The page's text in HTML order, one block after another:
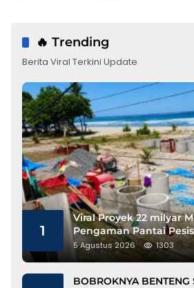
🔥 Trending
Berita Viral Terkini Update
1
Viral Proyek 22 milyar
Pengaman Pantai
Gunakan Besi Banci
5 Agustus 2026 1303
BOBROKNYA